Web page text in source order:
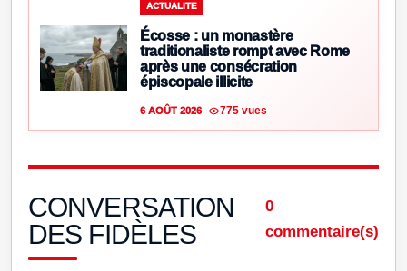
ACTUALITE
Écosse : un monastère
traditionaliste rompt avec Rome
après une consécration
épiscopale illicite
6 AOÛT 2026 775 vues
CONVERSATION
DES FIDÈLES
0
commentaire(s)